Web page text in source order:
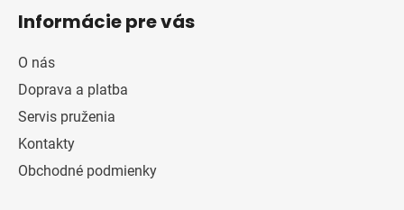
Informácie pre vás
O nás
Doprava a platba
Servis pruženia
Kontakty
Obchodné podmienky